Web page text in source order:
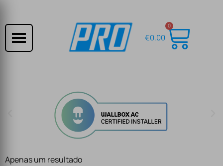
€0.00
0
Apenas um resultado